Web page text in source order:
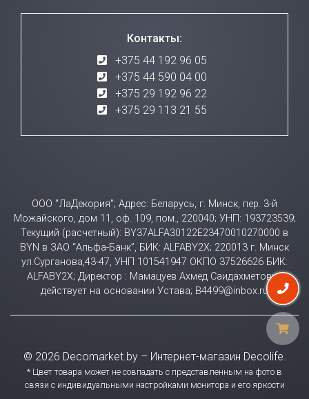
Контакты:
+375 44 192 96 05
+375 44 590 04 00
+375 29 192 96 22
+375 29 113 21 55
ООО "ЛаДекория"; Адрес: Беларусь, г. Минск, пер. 3-й
Можайского, дом 11, оф. 109, пом., 220040; УНП: 193723539;
Текущий (расчетный): BY37ALFA30122E23470010270000 в
BYN в ЗАО “Альфа-Банк”, БИК: ALFABY2X; 220013 г. Минск
ул.Сурганова,43-47, УНП 101541947 ОКПО 37526626 БИК:
ALFABY2X; Директор : Мамацуев Ахмед Саидахметович
действует на основании Устава; B4499@inbox.ru
© 2026 Decomarket.by – Интернет-магазин Decolife.
* Цвет товара может не совпадать с представленным на фото в
связи с индивидуальными настройками монитора и его яркости